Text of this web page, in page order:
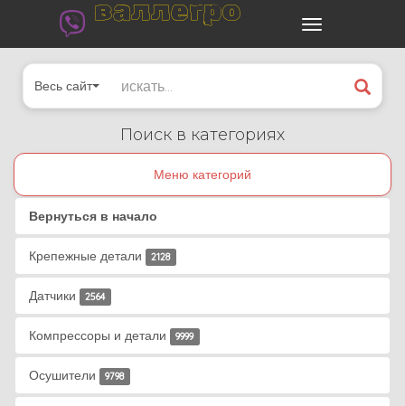
валлегро
Весь сайт
Поиск в категориях
Меню категорий
Вернуться в начало
Крепежные детали 2128
Датчики 2564
Компрессоры и детали 9999
Осушители 9798